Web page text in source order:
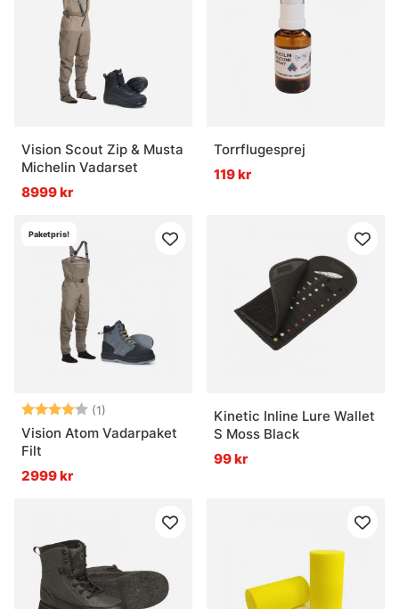
Vision Scout Zip & Musta
Michelin Vadarset
8999 kr
Torrflugesprej
119 kr
Paketpris!
Betyg: (1)
4.0 utav 5 stjärnor
Vision Atom Vadarpaket
Filt
2999 kr
Kinetic Inline Lure Wallet
S Moss Black
99 kr